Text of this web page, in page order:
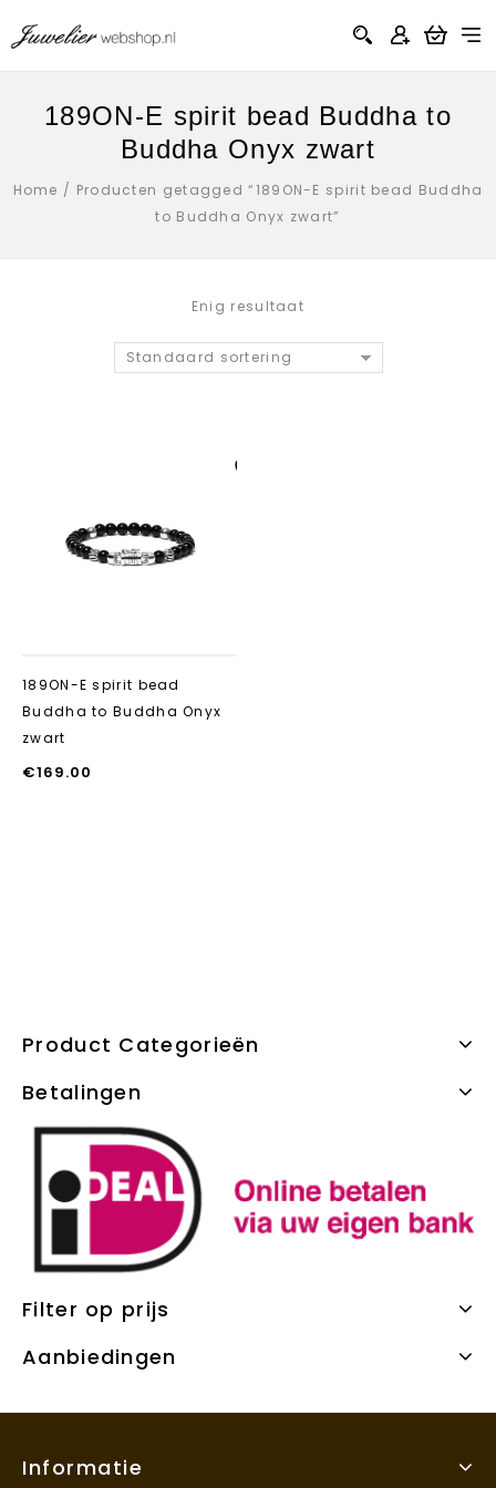
189ON-E spirit bead Buddha to
Buddha Onyx zwart
Home / Producten getagged “189ON-E spirit bead Buddha
to Buddha Onyx zwart”
Enig resultaat
Standaard sortering
189ON-E spirit bead
Buddha to Buddha Onyx
zwart
€169.00
Product Categorieën
Betalingen
Filter op prijs
Aanbiedingen
Informatie